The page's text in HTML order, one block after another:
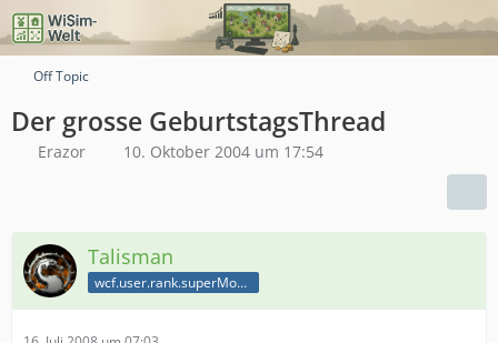
Off Topic
Der grosse GeburtstagsThread
Erazor 10. Oktober 2004 um 17:54
Talisman
wcf.user.rank.superModerator